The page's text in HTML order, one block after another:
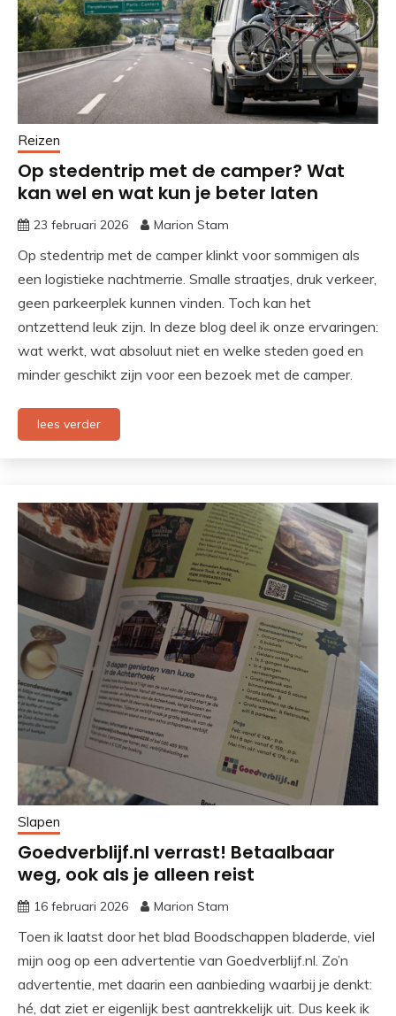
Reizen
Op stedentrip met de camper? Wat
kan wel en wat kun je beter laten
23 februari 2026 Marion Stam
Op stedentrip met de camper klinkt voor sommigen als
een logistieke nachtmerrie. Smalle straatjes, druk verkeer,
geen parkeerplek kunnen vinden. Toch kan het
ontzettend leuk zijn. In deze blog deel ik onze ervaringen:
wat werkt, wat absoluut niet en welke steden goed en
minder geschikt zijn voor een bezoek met de camper.
lees verder
Slapen
Goedverblijf.nl verrast! Betaalbaar
weg, ook als je alleen reist
16 februari 2026 Marion Stam
Toen ik laatst door het blad Boodschappen bladerde, viel
mijn oog op een advertentie van Goedverblijf.nl. Zo’n
advertentie, met daarin een aanbieding waarbij je denkt:
hé, dat ziet er eigenlijk best aantrekkelijk uit. Dus keek ik